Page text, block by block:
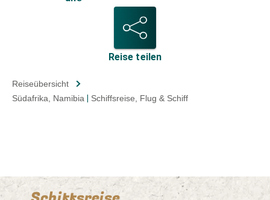
Reise teilen
Reiseübersicht
Südafrika , Namibia Schiffsreise , Flug & Schiff